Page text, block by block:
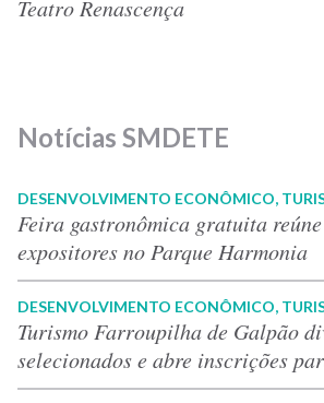
Teatro Renascença
Notícias SMDETE
DESENVOLVIMENTO ECONÔMICO,
Feira gastronômica gratuita
expositores no Parque Harmonia
DESENVOLVIMENTO ECONÔMICO,
Turismo Farroupilha de Galpão
selecionados e abre inscrições